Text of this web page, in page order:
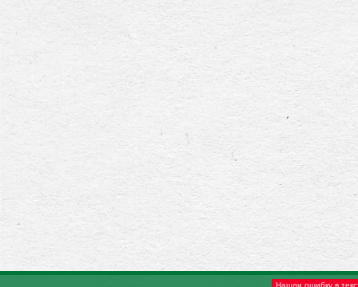
Нашли ошибку в